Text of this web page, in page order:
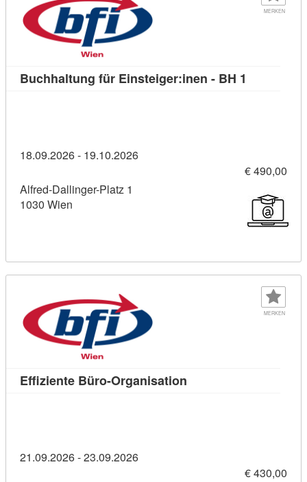
MERKEN
Buchhaltung für Einsteiger:inen - BH 1
18.09.2026 - 19.10.2026
€ 490,00
Alfred-Dallinger-Platz 1
1030 Wien
MERKEN
Effiziente Büro-Organisation
21.09.2026 - 23.09.2026
€ 430,00